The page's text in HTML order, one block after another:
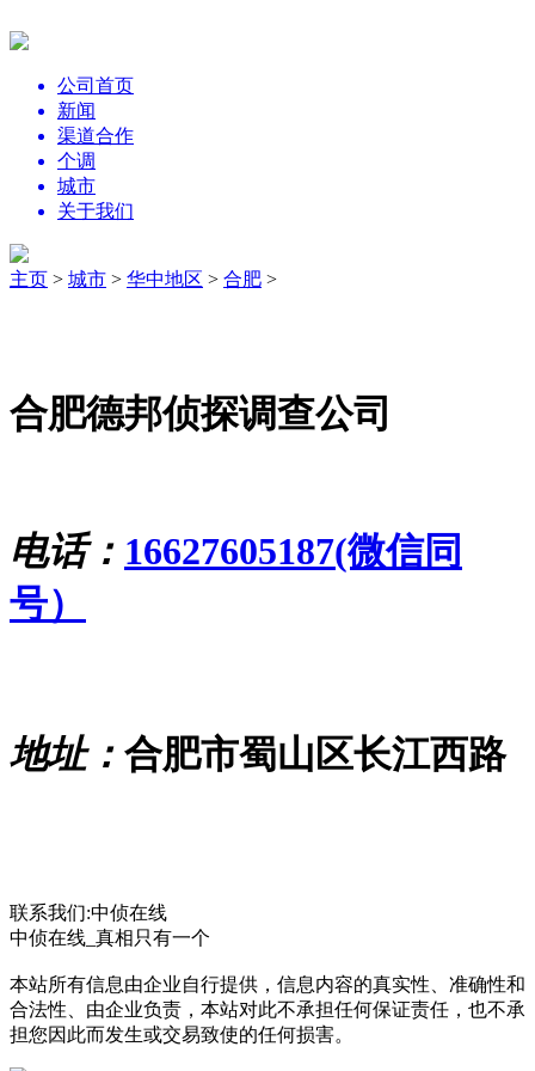
公司首页
新闻
渠道合作
个调
城市
关于我们
主页 > 城市 > 华中地区 > 合肥 >
合肥德邦侦探调查公司
电话： 16627605187(微信同
号）
地址： 合肥市蜀山区长江西路
联系我们:中侦在线
中侦在线_真相只有一个
本站所有信息由企业自行提供，信息内容的真实性、准确性和
合法性、由企业负责，本站对此不承担任何保证责任，也不承
担您因此而发生或交易致使的任何损害。